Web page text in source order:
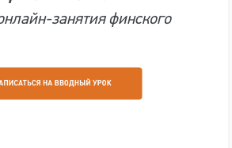
занятия финского